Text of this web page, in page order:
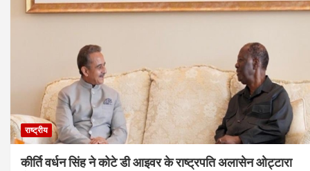
राष्ट्रीय
कीर्ति वर्धन सिंह ने कोटे डी आइवर के राष्ट्रपति अलासेन ओट्टारा